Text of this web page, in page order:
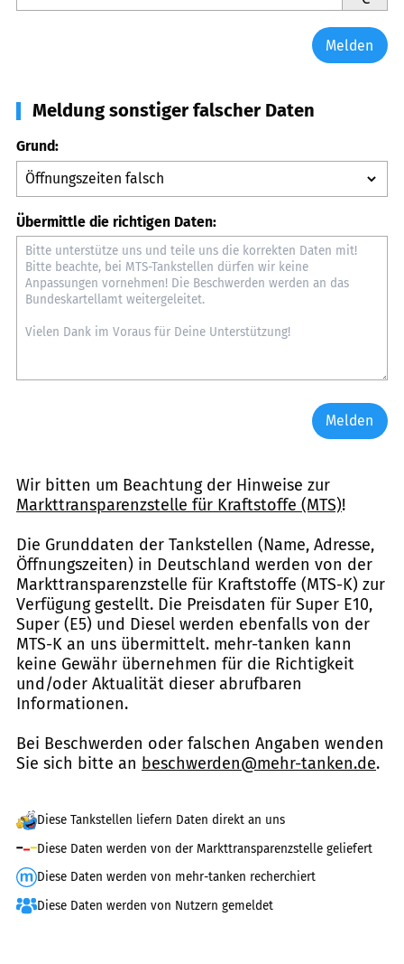
Melden
Meldung sonstiger falscher Daten
Grund:
Übermittle die richtigen Daten:
Melden
Wir bitten um Beachtung der Hinweise zur
Markttransparenzstelle für Kraftstoffe (MTS)!
Die Grunddaten der Tankstellen (Name, Adresse,
Öffnungszeiten) in Deutschland werden von der
Markttransparenzstelle für Kraftstoffe (MTS-K) zur
Verfügung gestellt. Die Preisdaten für Super E10,
Super (E5) und Diesel werden ebenfalls von der
MTS-K an uns übermittelt. mehr-tanken kann
keine Gewähr übernehmen für die Richtigkeit
und/oder Aktualität dieser abrufbaren
Informationen.
Bei Beschwerden oder falschen Angaben wenden
Sie sich bitte an beschwerden@mehr-tanken.de.
Diese Tankstellen liefern Daten direkt an uns
Diese Daten werden von der Markttransparenzstelle geliefert
Diese Daten werden von mehr-tanken recherchiert
Diese Daten werden von Nutzern gemeldet